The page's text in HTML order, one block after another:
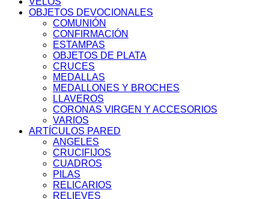
OBJETOS DEVOCIONALES
COMUNIÓN
CONFIRMACIÓN
ESTAMPAS
OBJETOS DE PLATA
CRUCES
MEDALLAS
MEDALLONES Y BROCHES
LLAVEROS
CORONAS VIRGEN Y ACCESORIOS
VARIOS
ARTÍCULOS PARED
ANGELES
CRUCIFIJOS
CUADROS
PILAS
RELICARIOS
RELIEVES